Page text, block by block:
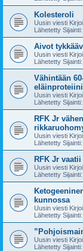
Kolesteroli
Uusin viesti
Lähetetty Sijainti:
Aivot
Uusin viesti
Lähetetty Sijainti:
Vähintään
Uusin viesti
Lähetetty Sijainti:
RFK Jr
Uusin viesti
Lähetetty Sijainti:
RFK Jr
Uusin viesti
Lähetetty Sijainti:
kunnossa
Uusin viesti
Lähetetty Sijainti:
Uusin viesti
Lähetetty Sijainti: